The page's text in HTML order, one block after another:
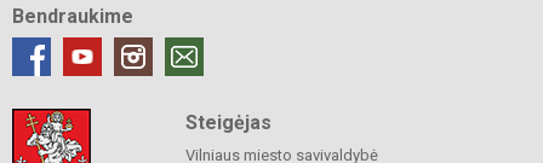
Bendraukime
Steigėjas
Vilniaus miesto savivaldybė